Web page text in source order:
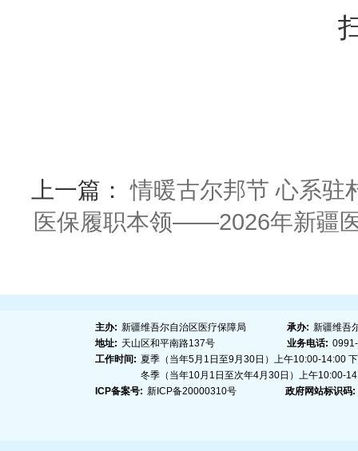
上一篇：情暖古尔邦节 心系驻
医保履职本领——2026年新疆
主办: 新疆维吾尔自治区医疗保障局 承办: 新疆维吾
地址: 天山区和平南路137号 业务电话:
工作时间: 夏季（当年5月1日至9月30日）上午10:00-14:00
冬季（当年10月1日至次年4月30日）上午10:00-
ICP备案号: 新ICP备20000310号 政府网站标识码: